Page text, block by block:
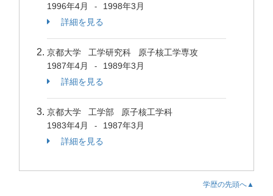
1996年4月
-
1998年3月
詳細を見る
京都大学 工学研究科 原子核工学専攻
1987年4月
-
1989年3月
詳細を見る
京都大学 工学部 原子核工学科
1983年4月
-
1987年3月
詳細を見る
学歴の先頭へ▲